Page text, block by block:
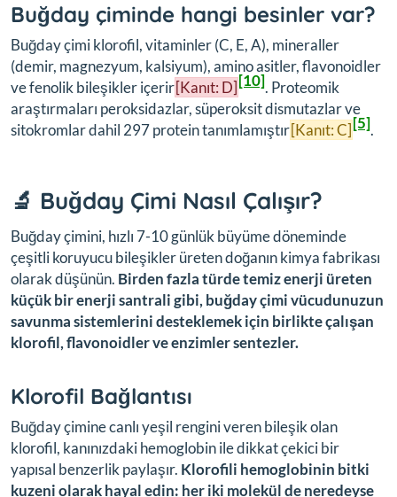
Buğday çiminde hangi besinler var?
Buğday çimi klorofil, vitaminler (C, E, A), mineraller
(demir, magnezyum, kalsiyum), amino asitler, flavonoidler
ve fenolik bileşikler içerir[Kanıt: D][10]. Proteomik
araştırmaları peroksidazlar, süperoksit dismutazlar ve
sitokromlar dahil 297 protein tanımlamıştır[Kanıt: C][5].
🔬 Buğday Çimi Nasıl Çalışır?
Buğday çimini, hızlı 7-10 günlük büyüme döneminde
çeşitli koruyucu bileşikler üreten doğanın kimya fabrikası
olarak düşünün. Birden fazla türde temiz enerji üreten
küçük bir enerji santrali gibi, buğday çimi vücudunuzun
savunma sistemlerini desteklemek için birlikte çalışan
klorofil, flavonoidler ve enzimler sentezler.
Klorofil Bağlantısı
Buğday çimine canlı yeşil rengini veren bileşik olan
klorofil, kanınızdaki hemoglobin ile dikkat çekici bir
yapısal benzerlik paylaşır. Klorofili hemoglobinin bitki
kuzeni olarak hayal edin: her iki molekül de neredeyse